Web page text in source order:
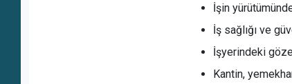
İşin
İş sağlığı ve
İşyerindeki
Kantin,